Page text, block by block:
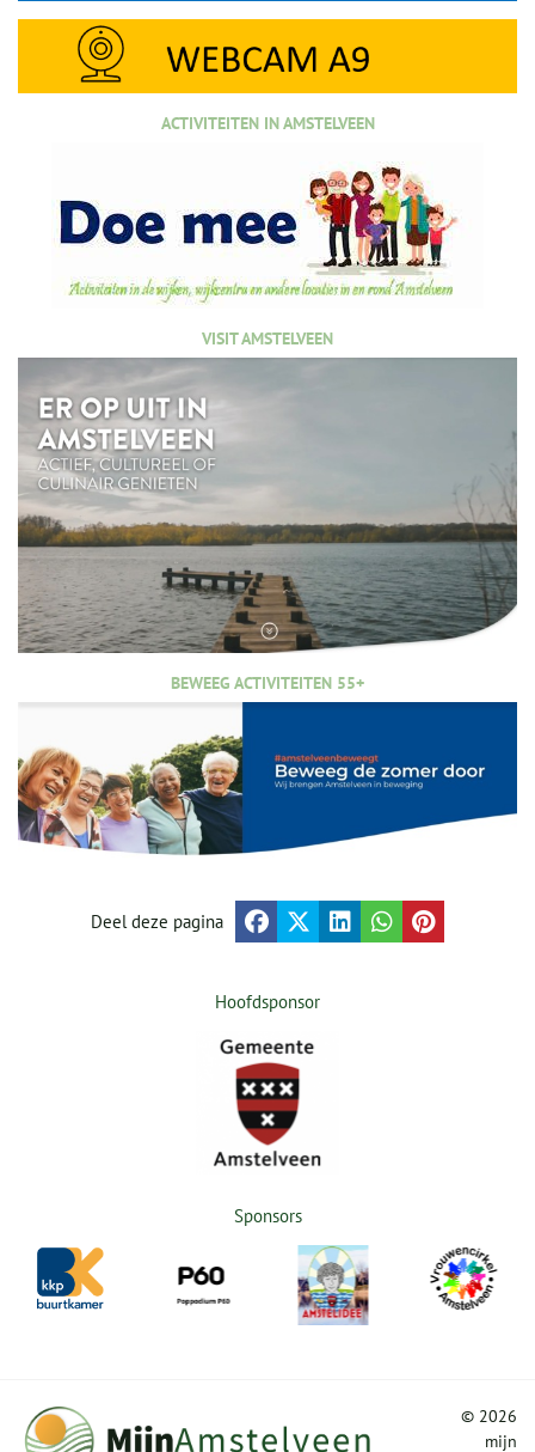
ACTIVITEITEN IN AMSTELVEEN
VISIT AMSTELVEEN
BEWEEG ACTIVITEITEN 55+
Deel deze pagina
Hoofdsponsor
Sponsors
© 2026
mijn